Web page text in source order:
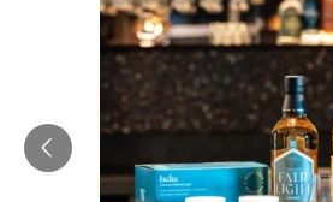
Back to my results